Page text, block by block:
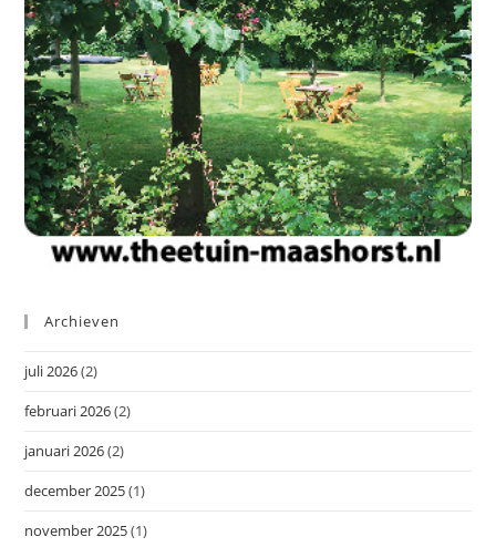
Archieven
juli 2026(2)
februari 2026(2)
januari 2026(2)
december 2025(1)
november 2025(1)